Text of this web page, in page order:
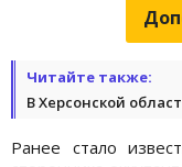
Читайте также:
В Херсонской
Ранее стало